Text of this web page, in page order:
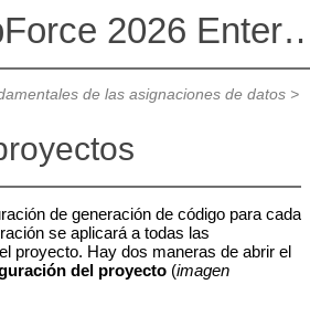
Altova MapForce 2026
de las asignaciones de datos>
de generación de código para cada
se aplicará a todas las
proyecto. Hay dos maneras de abrir el
del proyecto(imagen